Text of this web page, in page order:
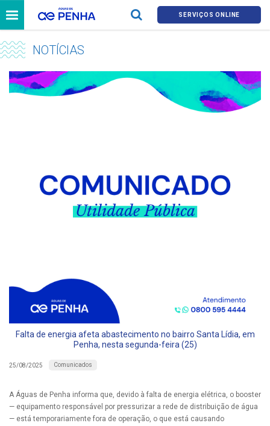
SERVIÇOS ONLINE
NOTÍCIAS
Falta de energia afeta abastecimento no bairro Santa Lídia, em
Penha, nesta segunda-feira (25)
25/08/2025 Comunicados
A Águas de Penha informa que, devido à falta de energia elétrica, o booster
— equipamento responsável por pressurizar a rede de distribuição de água
— está temporariamente fora de operação, o que está causando